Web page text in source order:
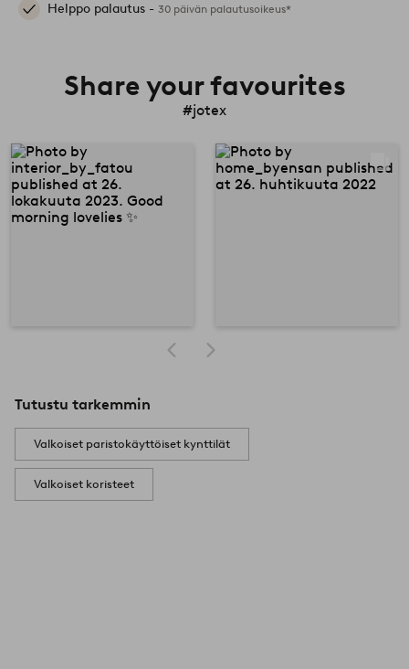
Helppo palautus - 30 päivän palautusoikeus*
Share your favourites
#jotex
Tutustu tarkemmin
Valkoiset paristokäyttöiset kynttilät
Valkoiset koristeet